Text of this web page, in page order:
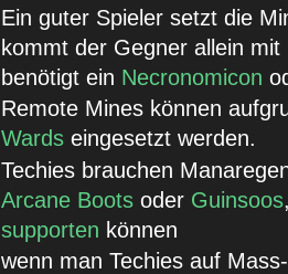
Ein guter Spieler setzt die
kommt der Gegner allein mit
benötigt ein Necronomicon
Remote Mines können
Wards eingesetzt werden.
Techies brauchen
Arcane Boots oder Guinsoos
supporten können
wenn man Techies auf